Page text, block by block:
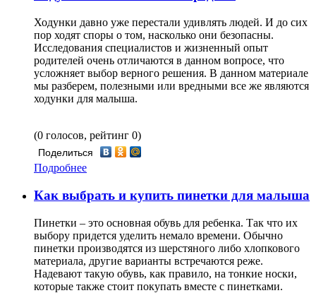
Ходунки давно уже перестали удивлять людей. И до сих
пор ходят споры о том, насколько они безопасны.
Исследования специалистов и жизненный опыт
родителей очень отличаются в данном вопросе, что
усложняет выбор верного решения. В данном материале
мы разберем, полезными или вредными все же являются
ходунки для малыша.
(0 голосов, рейтинг 0)
Поделиться
Подробнее
Как выбрать и купить пинетки для малыша
Пинетки – это основная обувь для ребенка. Так что их
выбору придется уделить немало времени. Обычно
пинетки производятся из шерстяного либо хлопкового
материала, другие варианты встречаются реже.
Надевают такую обувь, как правило, на тонкие носки,
которые также стоит покупать вместе с пинетками.